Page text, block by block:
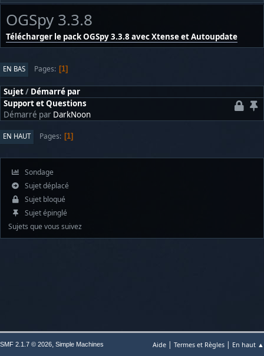
OGSpy 3.3.8
Télécharger le pack OGSpy 3.3.8 avec Xtense et Autoupdate
EN BAS Pages 1
Sujet/ Démarré par
Support et Questions
Démarré par DarkNoon
EN HAUT Pages 1
Sondage
Sujet déplacé
Sujet bloqué
Sujet épinglé
Sujets que vous suivez
Aide | Termes et Règles | En haut ▲
SMF 2.1.7 © 2026, Simple Machines